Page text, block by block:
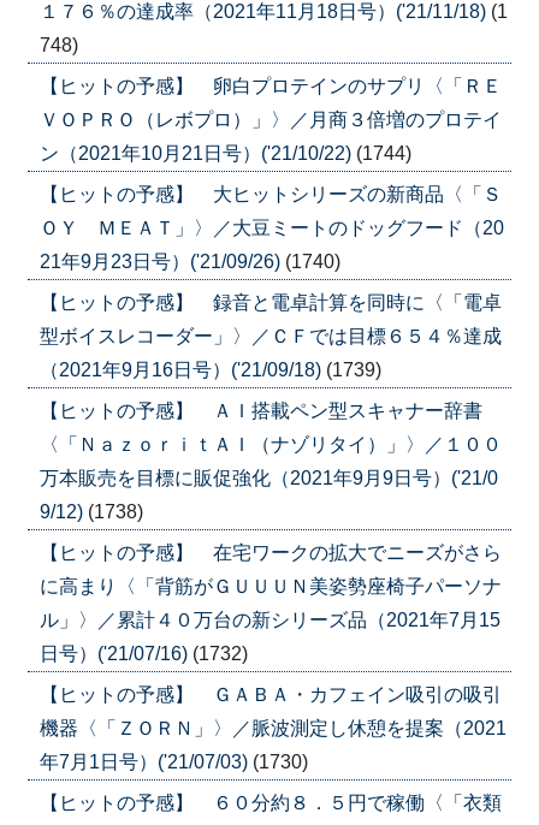
１７６％の達成率（2021年11月18日号）('21/11/18) (1
748)
【ヒットの予感】 卵白プロテインのサプリ〈「ＲＥ
ＶＯＰＲＯ（レボプロ）」〉／月商３倍増のプロテイ
ン（2021年10月21日号）('21/10/22) (1744)
【ヒットの予感】 大ヒットシリーズの新商品〈「Ｓ
ＯＹ ＭＥＡＴ」〉／大豆ミートのドッグフード（20
21年9月23日号）('21/09/26) (1740)
【ヒットの予感】 録音と電卓計算を同時に〈「電卓
型ボイスレコーダー」〉／ＣＦでは目標６５４％達成
（2021年9月16日号）('21/09/18) (1739)
【ヒットの予感】 ＡＩ搭載ペン型スキャナー辞書
〈「ＮａｚｏｒｉｔＡＩ（ナゾリタイ）」〉／１００
万本販売を目標に販促強化（2021年9月9日号）('21/0
9/12) (1738)
【ヒットの予感】 在宅ワークの拡大でニーズがさら
に高まり〈「背筋がＧＵＵＵＮ美姿勢座椅子パーソナ
ル」〉／累計４０万台の新シリーズ品（2021年7月15
日号）('21/07/16) (1732)
【ヒットの予感】 ＧＡＢＡ・カフェイン吸引の吸引
機器〈「ＺＯＲＮ」〉／脈波測定し休憩を提案（2021
年7月1日号）('21/07/03) (1730)
【ヒットの予感】 ６０分約８．５円で稼働〈「衣類